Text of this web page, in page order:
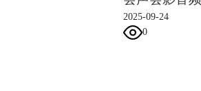
2025-09-24
0